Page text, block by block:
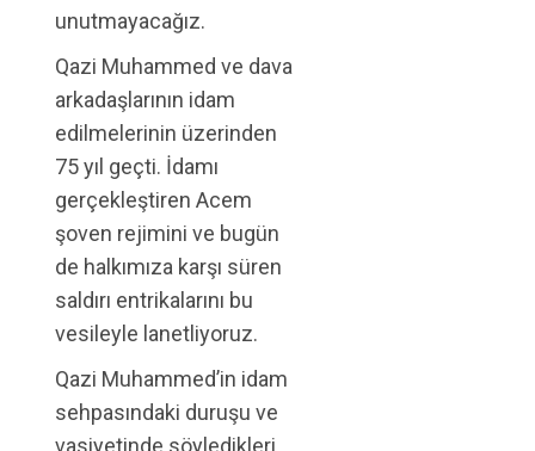
unutmayacağız.
Qazi Muhammed ve dava
arkadaşlarının idam
edilmelerinin üzerinden
75 yıl geçti. İdamı
gerçekleştiren Acem
şoven rejimini ve bugün
de halkımıza karşı süren
saldırı entrikalarını bu
vesileyle lanetliyoruz.
Qazi Muhammed’in idam
sehpasındaki duruşu ve
vasiyetinde söyledikleri